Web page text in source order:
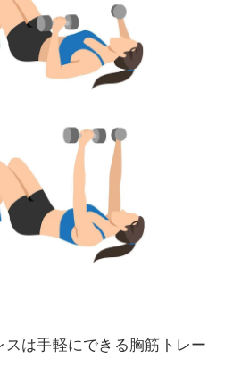
は手軽にできる胸筋トレー